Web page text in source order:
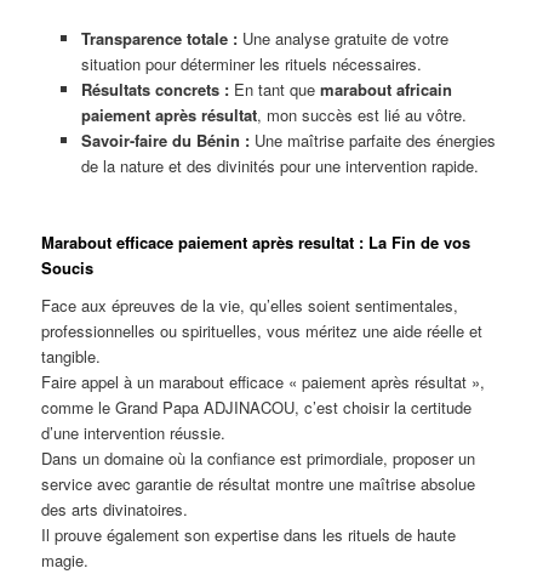
Transparence totale :Une analyse gratuite de votre
situation pour déterminer les rituels nécessaires.
Résultats concrets :En tant que marabout africain
paiement après résultat, mon succès est lié au vôtre.
Savoir-faire du Bénin :Une maîtrise parfaite des énergies
de la nature et des divinités pour une intervention rapide.
Marabout efficace paiement après resultat : La Fin de vos
Soucis
Face aux épreuves de la vie, qu’elles soient sentimentales,
professionnelles ou spirituelles, vous méritez une aide réelle et
tangible.
Faire appel à un marabout efficace « paiement après résultat »,
comme le Grand Papa ADJINACOU, c’est choisir la certitude
d’une intervention réussie.
Dans un domaine où la confiance est primordiale, proposer un
service avec garantie de résultat montre une maîtrise absolue
des arts divinatoires.
Il prouve également son expertise dans les rituels de haute
magie.